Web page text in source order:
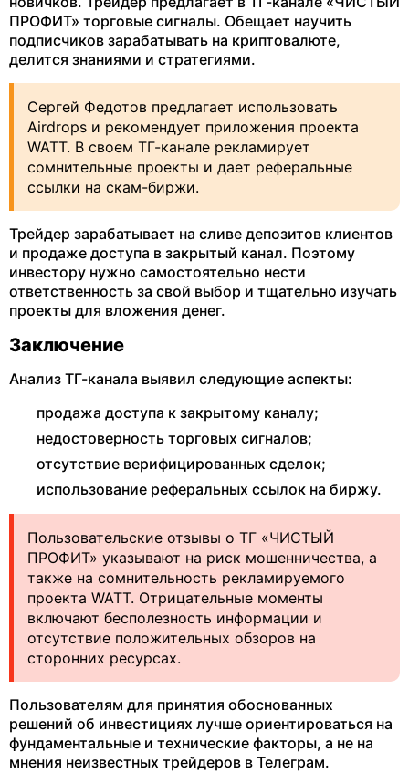
ПРОФИТ» торговые сигналы. Обещает научить
подписчиков зарабатывать на криптовалюте,
делится знаниями и стратегиями.
Сергей Федотов предлагает использовать
Airdrops и рекомендует приложения проекта
WATT. В своем ТГ-канале рекламирует
сомнительные проекты и дает реферальные
ссылки на скам-биржи.
Трейдер зарабатывает на сливе депозитов клиентов
и продаже доступа в закрытый канал. Поэтому
инвестору нужно самостоятельно нести
ответственность за свой выбор и тщательно изучать
проекты для вложения денег.
Заключение
Анализ ТГ-канала выявил следующие аспекты:
продажа доступа к закрытому каналу;
недостоверность торговых сигналов;
отсутствие верифицированных сделок;
использование реферальных ссылок на биржу.
Пользовательские отзывы о ТГ «ЧИСТЫЙ
ПРОФИТ» указывают на риск мошенничества, а
также на сомнительность рекламируемого
проекта WATT. Отрицательные моменты
включают бесполезность информации и
отсутствие положительных обзоров на
сторонних ресурсах.
Пользователям для принятия обоснованных
решений об инвестициях лучше ориентироваться на
фундаментальные и технические факторы, а не на
мнения неизвестных трейдеров в Телеграм.